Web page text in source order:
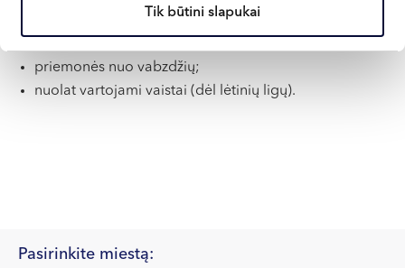
Tik būtini slapukai
antiseptikas žaizdoms;
priemonės nuo vabzdžių;
nuolat vartojami vaistai (dėl lėtinių ligų).
Pasirinkite miestą: